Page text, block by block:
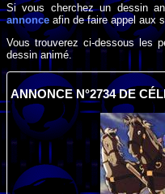
Si vous cherchez un dessin
annonce afin de faire appel aux
Vous trouverez ci-dessous les
dessin animé.
ANNONCE N°2734 DE